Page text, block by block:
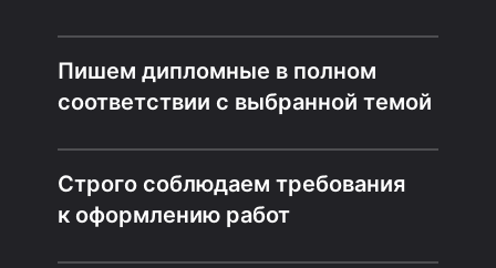
Пишем дипломные в полном
соответствии с выбранной темой
Строго соблюдаем требования
к оформлению работ